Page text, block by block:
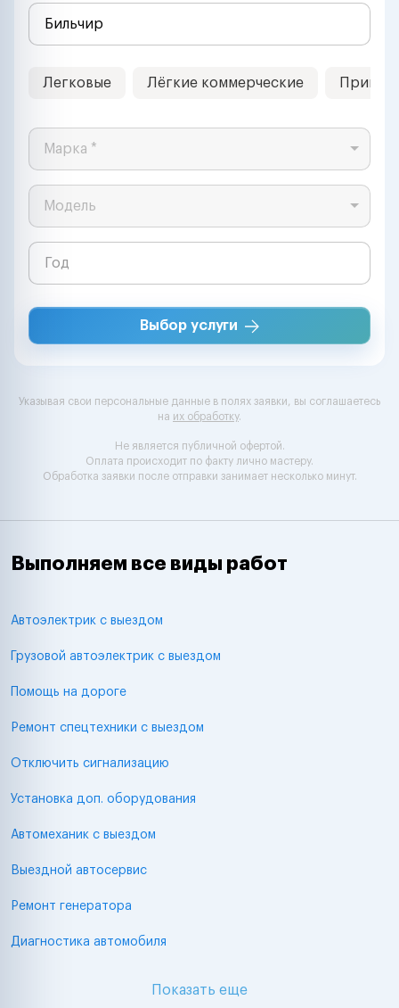
Легковые Лёгкие коммерческие
Марка *
Модель
Выбор услуги
Указывая свои персональные данные в полях заявки, вы соглашаетесь
на их обработку.
Не является публичной офертой.
Оплата происходит по факту лично мастеру.
Обработка заявки после отправки занимает несколько минут.
Выполняем все виды работ
Автоэлектрик с выездом
Грузовой автоэлектрик с выездом
Помощь на дороге
Ремонт спецтехники с выездом
Отключить сигнализацию
Установка доп. оборудования
Автомеханик с выездом
Выездной автосервис
Ремонт генератора
Диагностика автомобиля
Показать еще